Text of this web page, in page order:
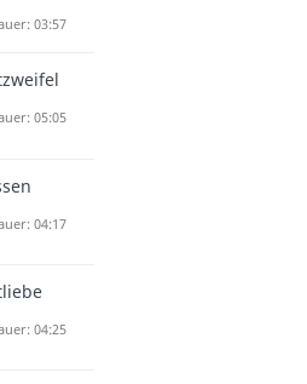
03:57
05:05
04:17
04:25